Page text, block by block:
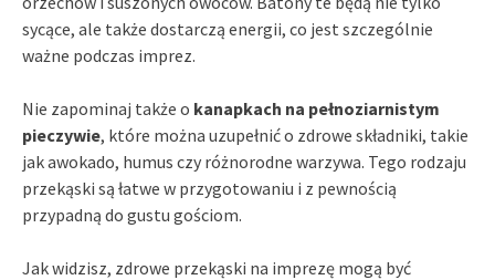
sycące, ale także dostarczą energii, co jest szczególnie
ważne podczas imprez.
Nie zapominaj także o kanapkach na pełnoziarnistym
pieczywie, które można uzupełnić o zdrowe składniki, takie
jak awokado, humus czy różnorodne warzywa. Tego rodzaju
przekąski są łatwe w przygotowaniu i z pewnością
przypadną do gustu gościom.
Jak widzisz, zdrowe przekąski na imprezę mogą być